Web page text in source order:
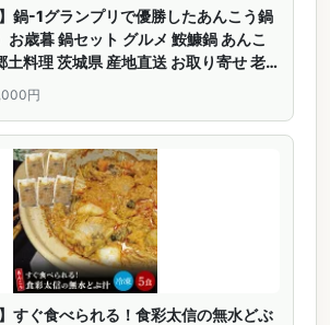
鍋-1グランプリで優勝したあんこう鍋
歳暮 鍋セット グルメ 鮟鱇鍋 あんこ
土料理 茨城県 産地直送 お取り寄せ 老
鍋料理 あんこう鍋つゆ付き アンコウ鍋
通返礼品 北茨城市産 送料無料
円
すぐ食べられる！食彩太信の無水どぶ